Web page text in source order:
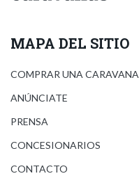
MAPA DEL SITIO
COMPRAR UNA CARAVANA
ANÚNCIATE
PRENSA
CONCESIONARIOS
CONTACTO